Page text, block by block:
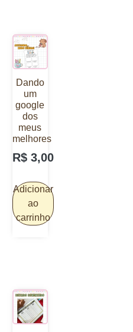
Dando
um
google
dos
meus
melhores
R$ 3,00
Adicionar
ao
carrinho